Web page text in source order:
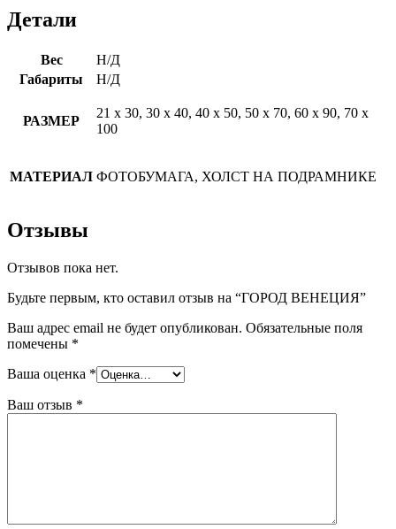
Детали
Вес
Н/Д
Габариты
Н/Д
РАЗМЕР
21 х 30, 30 х 40, 40 х 50, 50 х 70, 60 х 90, 70 х
100
МАТЕРИАЛ ФОТОБУМАГА, ХОЛСТ НА ПОДРАМНИКЕ
Отзывы
Отзывов пока нет.
Будьте первым, кто оставил отзыв на “ГОРОД ВЕНЕЦИЯ”
Ваш адрес email не будет опубликован. Обязательные поля
помечены *
Ваша оценка *
Ваш отзыв *